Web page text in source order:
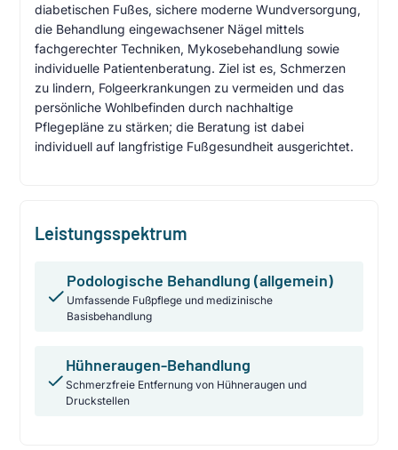
diabetischen Fußes, sichere moderne Wundversorgung,
die Behandlung eingewachsener Nägel mittels
fachgerechter Techniken, Mykosebehandlung sowie
individuelle Patientenberatung. Ziel ist es, Schmerzen
zu lindern, Folgeerkrankungen zu vermeiden und das
persönliche Wohlbefinden durch nachhaltige
Pflegepläne zu stärken; die Beratung ist dabei
individuell auf langfristige Fußgesundheit ausgerichtet.
Leistungsspektrum
Podologische Behandlung (allgemein)
Umfassende Fußpflege und medizinische
Basisbehandlung
Hühneraugen-Behandlung
Schmerzfreie Entfernung von Hühneraugen und
Druckstellen